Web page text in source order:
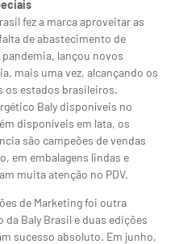
fez a marca aproveitar as
de abastecimento de
lançou novos
mais uma vez, alcançando os
os estados brasileiros.
Baly disponíveis no
disponíveis em lata, os
são campeões de vendas
em embalagens lindas e
muita atenção no PDV.
de Marketing foi outra
Baly Brasil e duas edições
sucesso absoluto. Em junho,